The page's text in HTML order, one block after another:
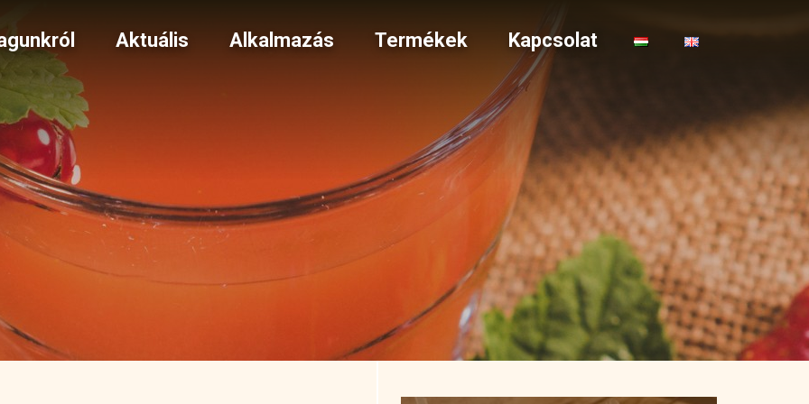
Aktuális Alkalmazás Termékek Kapcsolat